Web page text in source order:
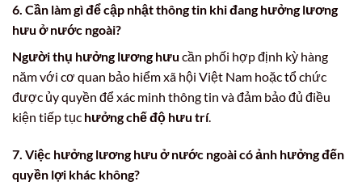
6. Cần làm gì để cập nhật thông tin khi đang hưởng lương
hưu ở nước ngoài?
Người thụ hưởng lương hưu cần phối hợp định kỳ hàng
năm với cơ quan bảo hiểm xã hội Việt Nam hoặc tổ chức
được ủy quyền để xác minh thông tin và đảm bảo đủ điều
kiện tiếp tục hưởng chế độ hưu trí.
7. Việc hưởng lương hưu ở nước ngoài có ảnh hưởng đến
quyền lợi khác không?